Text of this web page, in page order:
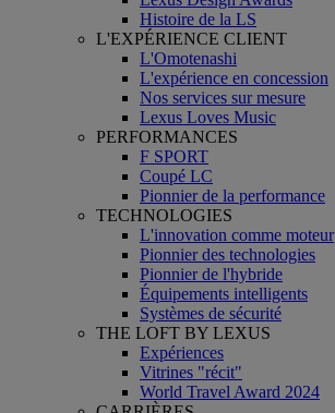
Histoire de la LS
L'EXPÉRIENCE CLIENT
L'Omotenashi
L'expérience en concession
Nos services sur mesure
Lexus Loves Music
PERFORMANCES
F SPORT
Coupé LC
Pionnier de la performance
TECHNOLOGIES
L'innovation comme moteur
Pionnier des technologies
Pionnier de l'hybride
Équipements intelligents
Systèmes de sécurité
THE LOFT BY LEXUS
Expériences
Vitrines "récit"
World Travel Award 2024